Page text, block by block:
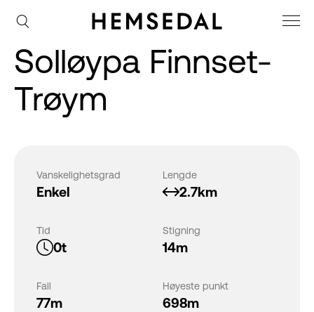
Solløypa Finnset-
Trøym
Vanskelighetsgrad
Enkel
Lengde
2.7km
Tid
0t
Stigning
14m
Fall
77m
Høyeste punkt
698m